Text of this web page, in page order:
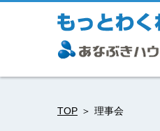
TOP 理事会